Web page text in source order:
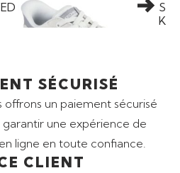
SKECHERS RECOIL
SÉCURISÉ
offrons un paiement sécurisé
garantir une expérience de
ligne en toute confiance.
CLIENT